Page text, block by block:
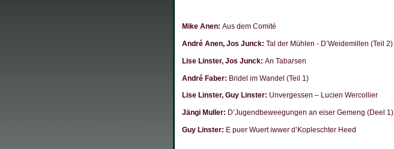
Mike Anen: Aus dem Comité
André Anen, Jos Junck: Tal der Mühlen - D’Weidemillen (Teil 2)
Lise Linster, Jos Junck: An Tabarsen
André Faber: Bridel im Wandel (Teil 1)
Lise Linster, Guy Linster: Unvergessen – Lucien Wercollier
Jängi Muller: D’Jugendbeweegungen an eiser Gemeng (Deel 1)
Guy Linster: E puer Wuert iwwer d’Kopleschter Heed